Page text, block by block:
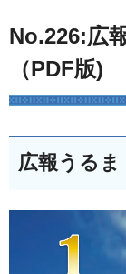
No.226:広
（PDF版)
広報うる